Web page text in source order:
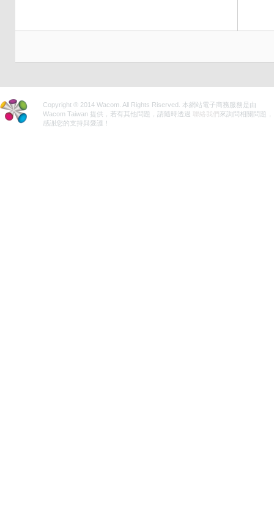
Copyright ® 2014 Wacom. All Rights Riserved. 本網站電子商務服務是由
Wacom Taiwan 提供，若有其他問題，請隨時透過
聯絡我們 來詢問相關問題，
感謝您的支持與愛護！